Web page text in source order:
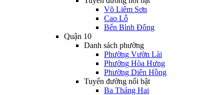
Võ Liêm Sơn
Cao Lỗ
Bến Bình Đông
Quận 10
Danh sách phường
Phường Vườn Lài
Phường Hòa Hưng
Phường Diên Hồng
Tuyến đường nổi bật
Ba Tháng Hai